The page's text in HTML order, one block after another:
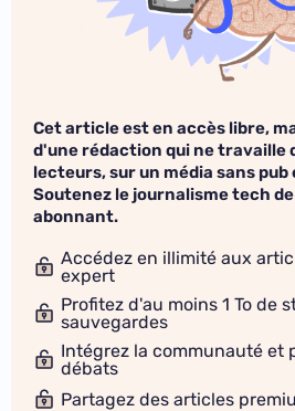
Cet article est en accès libre,
d'une rédaction qui ne travaille
lecteurs, sur un média sans
Soutenez le journalisme tech
abonnant.
Accédez en illimité aux
expert
Profitez d'au moins 1 To de
sauvegardes
Intégrez la communauté et
débats
Partagez des articles